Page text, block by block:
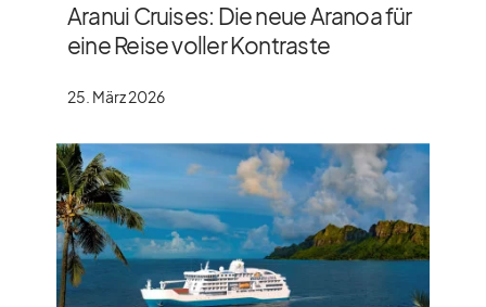
Aranui Cruises: Die neue Aranoa für
eine Reise voller Kontraste
25. März 2026